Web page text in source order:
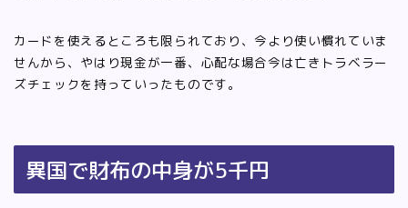
カードを使えるところも限られており、今より使い慣れていま
せんから、やはり現金が一番、心配な場合今は亡きトラベラー
ズチェックを持っていったものです。
異国で財布の中身が5千円